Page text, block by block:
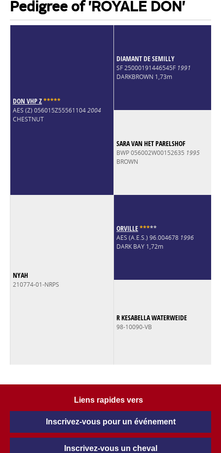
Pedigree of 'ROYALE DON'
DON VHP Z*****
AES (Z) 056015Z555611042004
CHESTNUT
DIAMANT DE SEMILLY
SF 25000191446545F 1991
DARKBROWN 1,73m
SARA VAN HET PARELSHOF
BWP 056002W00152635 1995
BROWN
NYAH
210774-01-NRPS
ORVILLE*****
AES (A.E.S.) 96.004678 1996
DARK BAY 1,72m
R KESABELLA WATERWEIDE
98-10090-VB
Liens rapides vers
Inscrivez-vous pour un événement
Inscrivez-vous un cheval